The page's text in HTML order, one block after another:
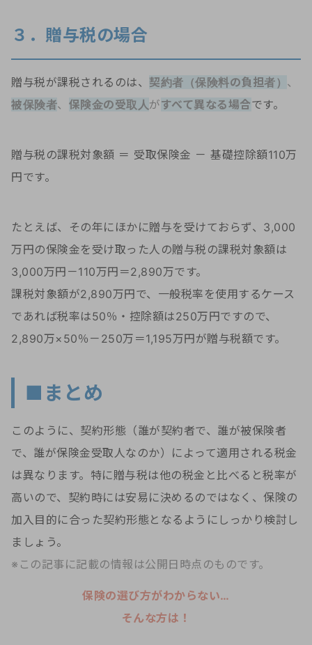
３．贈与税の場合
贈与税が課税されるのは、 契約者（保険料の負担者） 、
被保険者、 保険金の受取人 がすべて異なる場合です。
贈与税の課税対象額 ＝ 受取保険金 － 基礎控除額110万
円です。
たとえば、その年にほかに贈与を受けておらず、3,000
万円の保険金を受け取った人の贈与税の課税対象額は
3,000万円－110万円＝2,890万です。
課税対象額が2,890万円で、一般税率を使用するケース
であれば税率は50％・控除額は250万円ですので、
2,890万×50％－250万＝1,195万円が贈与税額です。
■まとめ
このように、契約形態（誰が契約者で、誰が被保険者
で、誰が保険金受取人なのか）によって適用される税金
は異なります。特に贈与税は他の税金と比べると税率が
高いので、契約時には安易に決めるのではなく、保険の
加入目的に合った契約形態となるようにしっかり検討し
ましょう。
※この記事に記載の情報は公開日時点のものです。
保険の選び方がわからない…
そんな方は！